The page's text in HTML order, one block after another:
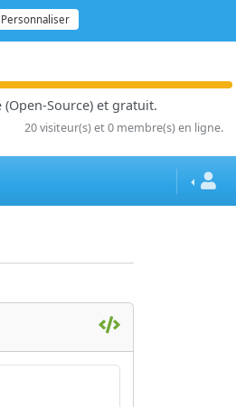
Source) et gratuit.
20 visiteur(s) et 0 membre(s) en ligne.
Personnaliser